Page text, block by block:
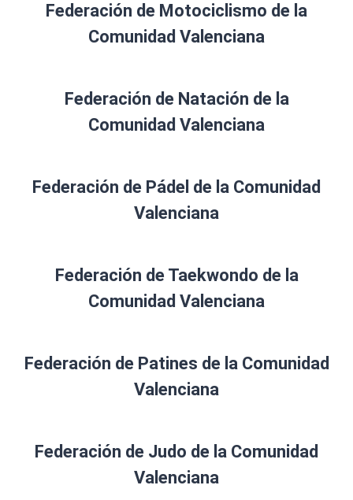
Federación de Motociclismo de la
Comunidad Valenciana
Federación de Natación de la
Comunidad Valenciana
Federación de Pádel de la Comunidad
Valenciana
Federación de Taekwondo de la
Comunidad Valenciana
Federación de Patines de la Comunidad
Valenciana
Federación de Judo de la Comunidad
Valenciana